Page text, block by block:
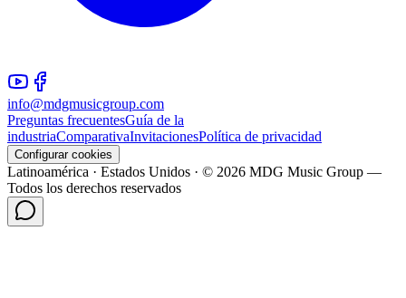
info@mdgmusicgroup.com
Preguntas frecuentesGuía de la
industriaComparativaInvitacionesPolítica de privacidad
Configurar cookies
Latinoamérica · Estados Unidos · © 2026 MDG Music Group —
Todos los derechos reservados